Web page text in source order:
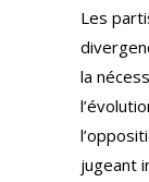
Les
la
jugeant